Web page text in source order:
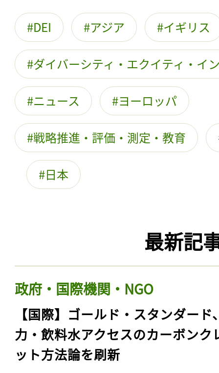
DEI アジア イギリス
ダイバーシティ・エクイティ・イ
ニュース ヨーロッパ
戦略推進・評価・測定・教育
日本
最新記
政府・国際機関・NGO
【国際】ゴールド・スタンダード
力・飲料水アクセスのカーボンク
ット方法論を刷新